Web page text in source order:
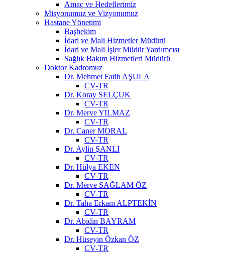
Amaç ve Hedeflerimiz
Misyonumuz ve Vizyonumuz
Hastane Yönetimi
Başhekim
İdari ve Mali Hizmetler Müdürü
İdari ve Mali İşler Müdür Yardımcısı
Sağlık Bakım Hizmetleri Müdürü
Doktor Kadromuz
Dr. Mehmet Fatih AŞULA
CV-TR
Dr. Koray SELÇUK
CV-TR
Dr. Merve YILMAZ
CV-TR
Dr. Caner MORAL
CV-TR
Dr. Aylin ŞANLI
CV-TR
Dr. Hülya EKEN
CV-TR
Dr. Merve SAĞLAM ÖZ
CV-TR
Dr. Taha Erkam ALPTEKİN
CV-TR
Dr. Abidin BAYRAM
CV-TR
Dr. Hüseyin Özkan ÖZ
CV-TR